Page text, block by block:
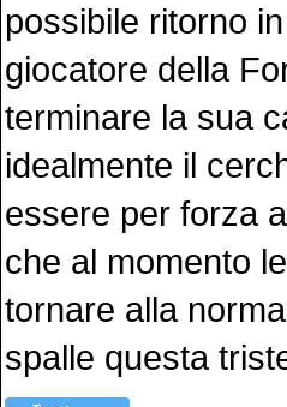
possibile ritorno
giocatore della
terminare la sua
idealmente il
essere per forza
che al momento
tornare alla
spalle questa